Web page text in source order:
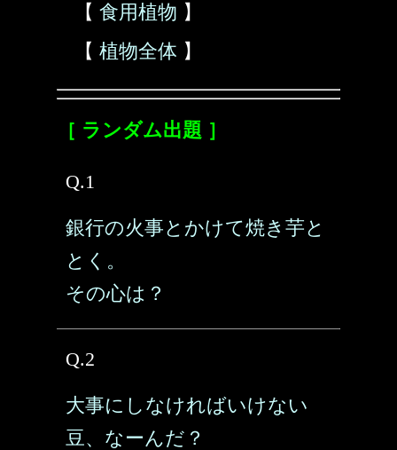
【 食用植物 】
【 植物全体 】
［ ランダム出題 ］
Q.1
銀行の火事とかけて焼き芋と
とく。
その心は？
Q.2
大事にしなければいけない
豆、なーんだ？